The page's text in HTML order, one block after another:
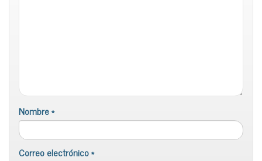
Nombre*
Correo electrónico*